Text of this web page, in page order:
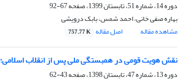
دوره 14، شماره 51، تابستان 1399، صفحه
67-92
بهاره صفی خانی، احمد شمس، بابک درویشی
مشاهده مقاله
اصل مقاله 757.77 K
نقش هویت قومی در همبستگی ملی پس از انقلاب
دوره 13، شماره 47، تابستان 1398، صفحه
43-62